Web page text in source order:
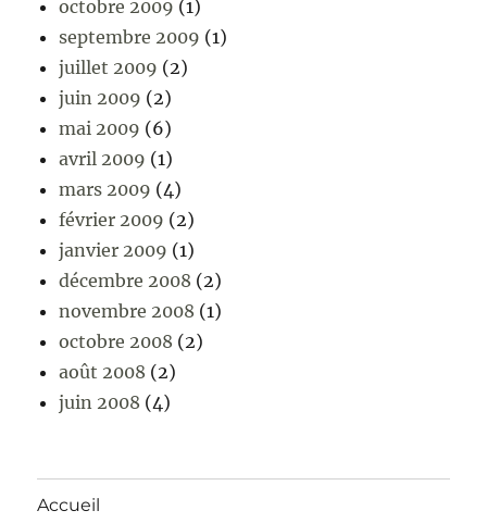
octobre 2009 (1)
septembre 2009 (1)
juillet 2009 (2)
juin 2009 (2)
mai 2009 (6)
avril 2009 (1)
mars 2009 (4)
février 2009 (2)
janvier 2009 (1)
décembre 2008 (2)
novembre 2008 (1)
octobre 2008 (2)
août 2008 (2)
juin 2008 (4)
Accueil